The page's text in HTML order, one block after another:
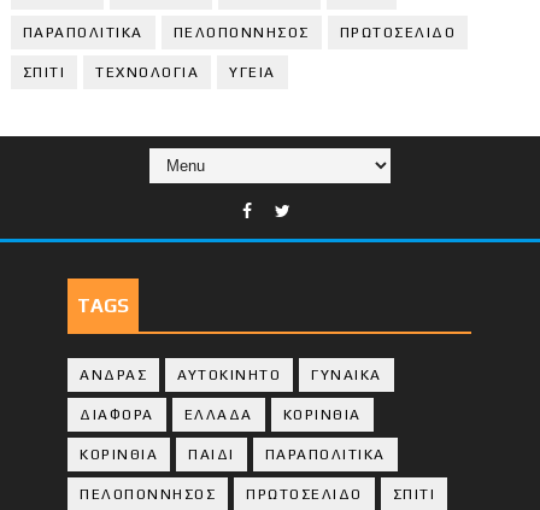
ΠΑΡΑΠΟΛΙΤΙΚΑ ΠΕΛΟΠΟΝΝΗΣΟΣ ΠΡΩΤΟΣΕΛΙΔΟ
ΣΠΙΤΙ ΤΕΧΝΟΛΟΓΙΑ ΥΓΕΙΑ
TAGS
ΑΝΔΡΑΣ ΑΥΤΟΚΙΝΗΤΟ ΓΥΝΑΙΚΑ
ΔΙΑΦΟΡΑ ΕΛΛΑΔΑ ΚΟΡΙΝΘΙΑ
ΚΟΡΙΝΘΙA ΠΑΙΔΙ ΠΑΡΑΠΟΛΙΤΙΚΑ
ΠΕΛΟΠΟΝΝΗΣΟΣ ΠΡΩΤΟΣΕΛΙΔΟ ΣΠΙΤΙ